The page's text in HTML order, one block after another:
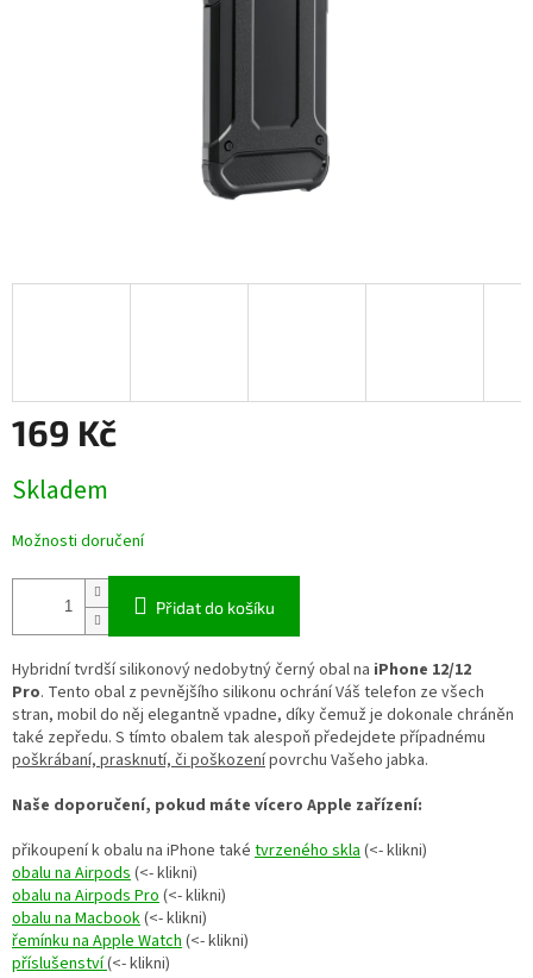
169 Kč
cena:
Skladem
Možnosti doručení
Přidat do košíku
Hybridní tvrdší silikonový nedobytný černý obal na iPhone 12/12
Pro. Tento obal z pevnějšího silikonu ochrání Váš telefon ze všech
stran, mobil do něj elegantně vpadne, díky čemuž je dokonale chráněn
také zepředu. S tímto obalem tak alespoň předejdete případnému
poškrábaní, prasknutí, či poškozenípovrchu Vašeho jabka.
Naše doporučení, pokud máte vícero Apple zařízení:
přikoupení k obalu na iPhone také tvrzeného skla(<- klikni)
obalu na Airpods(<- klikni)
obalu na Airpods Pro(<- klikni)
obalu na Macbook(<- klikni)
řemínku na Apple Watch(<- klikni)
příslušenství(<- klikni)